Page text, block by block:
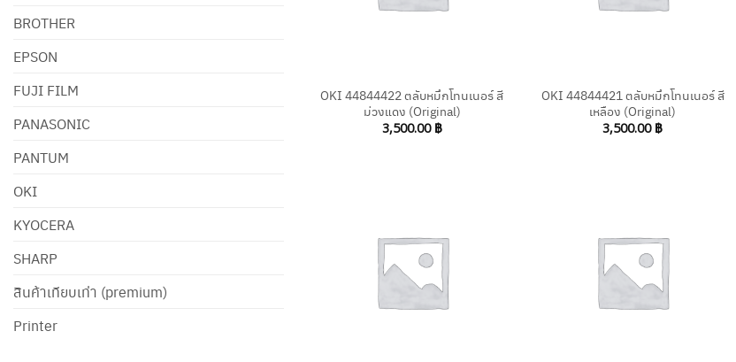
BROTHER
EPSON
FUJI FILM
PANASONIC
PANTUM
OKI
KYOCERA
SHARP
สินค้าเทียบเท่า (premium)
Printer
OKI 44844422 ตลับหมึกโทนเนอร์ สี
ม่วงแดง (Original)
3,500.00 ฿
OKI 44844421 ตลับหมึกโทนเนอร์ สี
เหลือง (Original)
3,500.00 ฿